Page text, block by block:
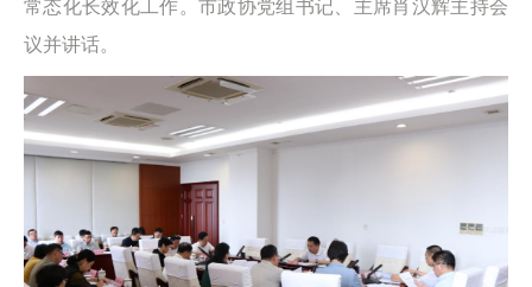
常态化长效化工作。市政协党组书记、主席肖汉辉主持会
议并讲话。